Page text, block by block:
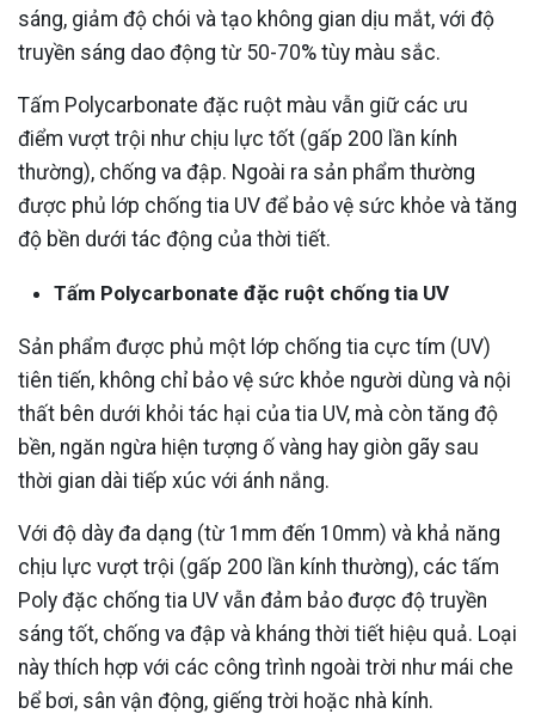
sáng, giảm độ chói và tạo không gian dịu mắt, với độ
truyền sáng dao động từ 50-70% tùy màu sắc.
Tấm Polycarbonate đặc ruột màu vẫn giữ các ưu
điểm vượt trội như chịu lực tốt (gấp 200 lần kính
thường), chống va đập. Ngoài ra sản phẩm thường
được phủ lớp chống tia UV để bảo vệ sức khỏe và tăng
độ bền dưới tác động của thời tiết.
Tấm Polycarbonate đặc ruột chống tia UV
Sản phẩm được phủ một lớp chống tia cực tím (UV)
tiên tiến, không chỉ bảo vệ sức khỏe người dùng và nội
thất bên dưới khỏi tác hại của tia UV, mà còn tăng độ
bền, ngăn ngừa hiện tượng ố vàng hay giòn gãy sau
thời gian dài tiếp xúc với ánh nắng.
Với độ dày đa dạng (từ 1mm đến 10mm) và khả năng
chịu lực vượt trội (gấp 200 lần kính thường), các tấm
Poly đặc chống tia UV vẫn đảm bảo được độ truyền
sáng tốt, chống va đập và kháng thời tiết hiệu quả. Loại
này thích hợp với các công trình ngoài trời như mái che
bể bơi, sân vận động, giếng trời hoặc nhà kính.